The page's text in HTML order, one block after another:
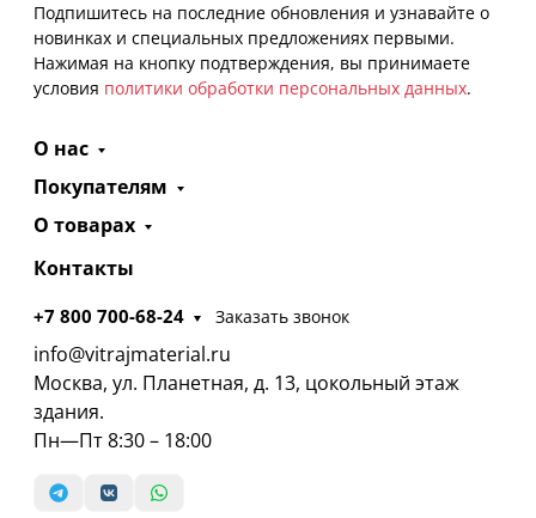
Подпишитесь на последние обновления и узнавайте о
новинках и специальных предложениях первыми.
Нажимая на кнопку подтверждения, вы принимаете
условия политики обработки персональных данных.
О нас
Покупателям
О товарах
Контакты
+7 800 700-68-24 Заказать звонок
info@vitrajmaterial.ru
Москва, ул. Планетная, д. 13, цокольный этаж
здания.
Пн—Пт 8:30 – 18:00